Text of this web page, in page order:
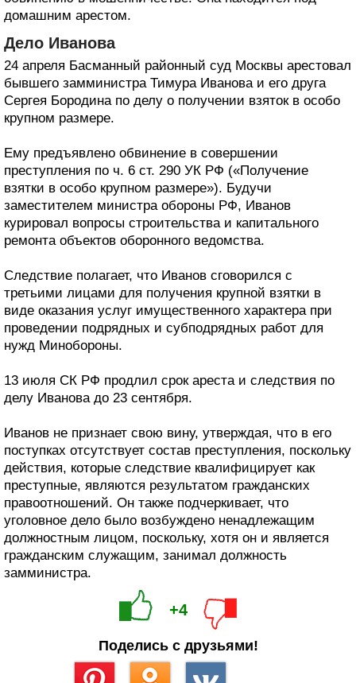
домашним арестом.
Дело Иванова
24 апреля Басманный районный суд Москвы арестовал
бывшего замминистра Тимура Иванова и его друга
Сергея Бородина по делу о получении взяток в особо
крупном размере.
Ему предъявлено обвинение в совершении
преступления по ч. 6 ст. 290 УК РФ («Получение
взятки в особо крупном размере»). Будучи
заместителем министра обороны РФ, Иванов
курировал вопросы строительства и капитального
ремонта объектов оборонного ведомства.
Следствие полагает, что Иванов сговорился с
третьими лицами для получения крупной взятки в
виде оказания услуг имущественного характера при
проведении подрядных и субподрядных работ для
нужд Минобороны.
13 июля СК РФ продлил срок ареста и следствия по
делу Иванова до 23 сентября.
Иванов не признает свою вину, утверждая, что в его
поступках отсутствует состав преступления, поскольку
действия, которые следствие квалифицирует как
преступные, являются результатом гражданских
правоотношений. Он также подчеркивает, что
уголовное дело было возбуждено ненадлежащим
должностным лицом, поскольку, хотя он и является
гражданским служащим, занимал должность
замминистра.
+4
Поделись с друзьями!